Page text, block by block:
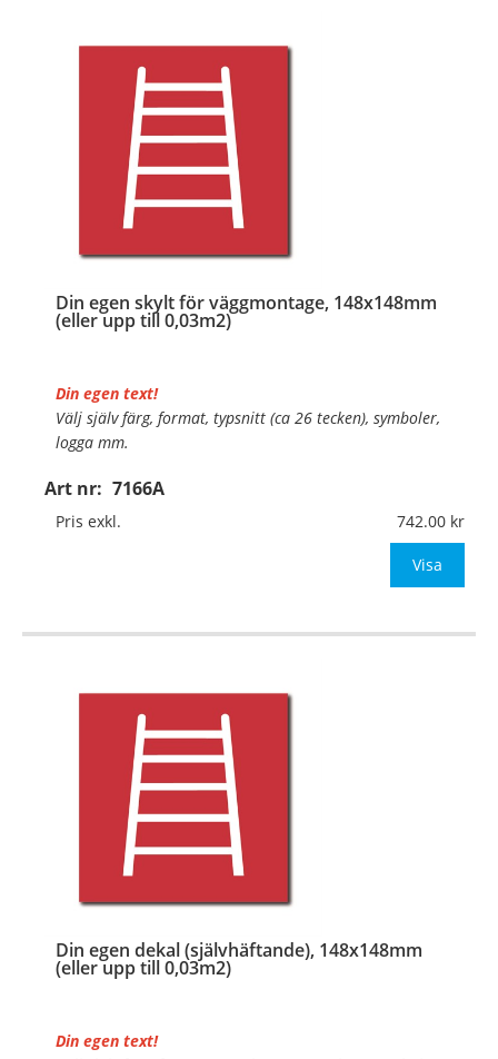
Din egen skylt för väggmontage, 148x148mm
(eller upp till 0,03m2)
Art nr: 7166A
Din egen text!
Välj själv färg, format, typsnitt (ca 26 tecken), symboler,
logga mm.
Material:Plan aluminium, 0,7mm (väggmontage)
Mått:148x148mm (eller annat mått upp till 0,03m²)
Pris exkl. 742.00
Visa
Din egen dekal (självhäftande), 148x148mm
(eller upp till 0,03m2)
Din egen text!